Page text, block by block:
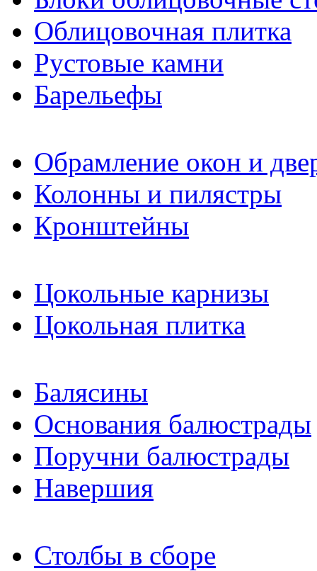
Облицовочная плитка
Рустовые камни
Барельефы
Обрамление окон и
Колонны и пилястры
Кронштейны
Цокольные карнизы
Цокольная плитка
Балясины
Основания балюстрады
Поручни балюстрады
Навершия
Столбы в сборе